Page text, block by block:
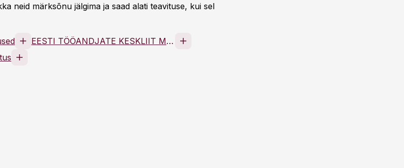
neid märksõnu jälgima ja saad alati teavituse, kui sel
EESTI TÖÖANDJATE KESKLIIT MTÜ